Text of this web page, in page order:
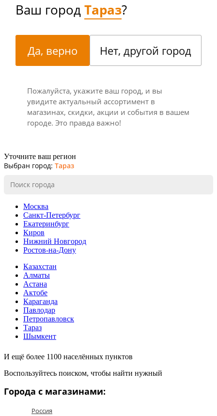
Ваш городТараз?
Да, верно Нет, другой город
Пожалуйста, укажите ваш город, и вы
увидите актуальный ассортимент в
магазинах, скидки, акции и события в вашем
городе. Это правда важно!
Уточните ваш регион
Выбран город: Тараз
Москва
Санкт-Петербург
Екатеринбург
Киров
Нижний Новгород
Ростов-на-Дону
Казахстан
Алматы
Астана
Актобе
Караганда
Павлодар
Петропавловск
Тараз
Шымкент
И ещё более 1100 населённых пунктов
Воспользуйтесь поиском, чтобы найти нужный
Города с магазинами:
Россия